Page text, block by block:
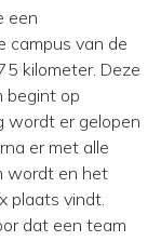
een
campus van de
kilometer. Deze
begint op
wordt er gelopen
er met alle
wordt en het
plaats vindt.
dat een team